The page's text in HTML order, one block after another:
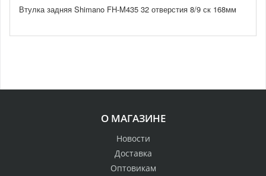
Втулка задняя Shimano FH-M435 32 отверстия 8/9 ск 168мм
О МАГАЗИНЕ
Новости
Доставка
Оптовикам